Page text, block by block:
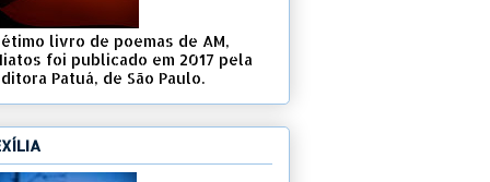
livro de poemas de AM,
foi publicado em 2017 pela
Patuá, de São Paulo.